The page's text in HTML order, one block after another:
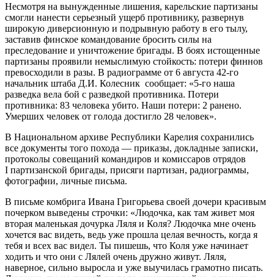
Несмотря на вынужденные лишения, карельские партизаны
смогли нанести серьезный ущерб противнику, развернув
широкую диверсионную и подрывную работу в его тылу,
заставив финское командование бросить силы на
преследование и уничтожение бригады. В боях истощенные
партизаны проявили немыслимую стойкость: потери финнов
превосходили в разы. В радиограмме от 6 августа 42-го
начальник штаба Д.И. Колесник сообщает: «5-го наша
разведка вела бой с разведкой противника. Потери
противника: 83 человека убито. Наши потери: 2 ранено.
Умерших человек от голода достигло 28 человек».
В Национальном архиве Республики Карелия сохранились
все документы того похода — приказы, докладные записки,
протоколы совещаний командиров и комиссаров отрядов
I партизанской бригады, присяги партизан, радиограммы,
фотографии, личные письма.
В письме комбрига Ивана Григорьева своей дочери красивым
почерком выведены строчки: «Людочка, как там живет моя
вторая маленькая дочурка Ляля и Коля? Людочка мне очень
хочется вас видеть, ведь уже прошла целая вечность, когда я
тебя и всех вас видел. Ты пишешь, что Коля уже начинает
ходить и что они с Лялей очень дружно живут. Ляля,
наверное, сильно выросла и уже выучилась грамотно писать.